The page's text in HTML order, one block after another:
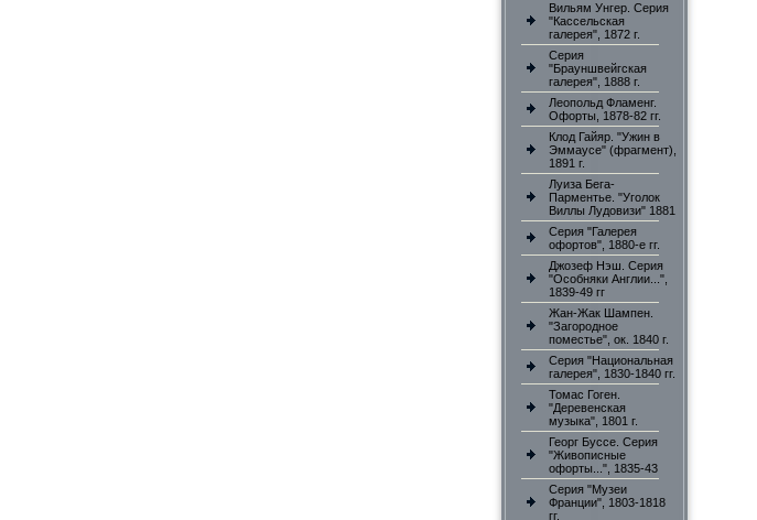
Вильям Унгер. Серия
"Кассельская
галерея", 1872 г.
Серия
"Брауншвейгская
галерея", 1888 г.
Леопольд Фламенг.
Офорты, 1878-82 гг.
Клод Гайяр. "Ужин в
Эммаусе" (фрагмент),
1891 г.
Луиза Бега-
Парментье. "Уголок
Виллы Лудовизи" 1881
Серия "Галерея
офортов", 1880-е гг.
Джозеф Нэш. Серия
"Особняки Англии...",
1839-49 гг
Жан-Жак Шампен.
"Загородное
поместье", ок. 1840 г.
Серия "Национальная
галерея", 1830-1840 гг.
Томас Гоген.
"Деревенская
музыка", 1801 г.
Георг Буссе. Серия
"Живописные
офорты...", 1835-43
Серия "Музеи
Франции", 1803-1818
гг.